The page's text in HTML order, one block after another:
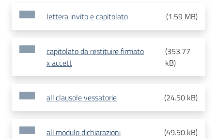
lettera invito e capitolato (1.59 MB)
capitolato da restituire firmato
x accett
(353.77
kB)
all.clausole vessatorie (24.50 kB)
all.modulo dichiarazioni (49.50 kB)